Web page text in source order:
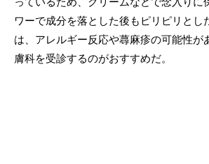
ワーで成分を落とした後もピリピリとし
は、アレルギー反応や蕁麻疹の可能性が
膚科を受診するのがおすすめだ。